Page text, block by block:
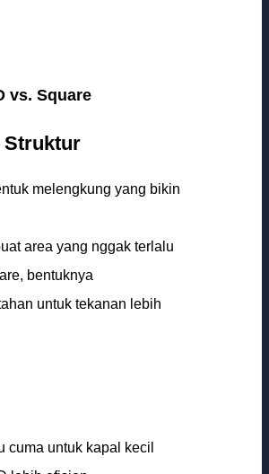
vs. Square
Struktur
melengkung yang bikin
area yang nggak terlalu
bentuknya
untuk tekanan lebih
cuma untuk kapal kecil